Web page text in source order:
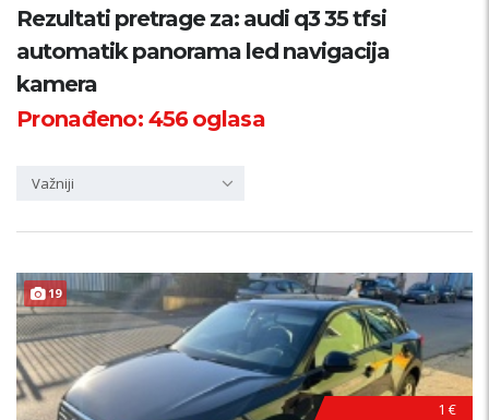
Kategorija
Samo sa slikom
Rezultati pretrage za: audi q3 35 tfsi
automatik panorama led navigacija
kamera
Pronađeno:456oglasa
Važniji
19
1 €